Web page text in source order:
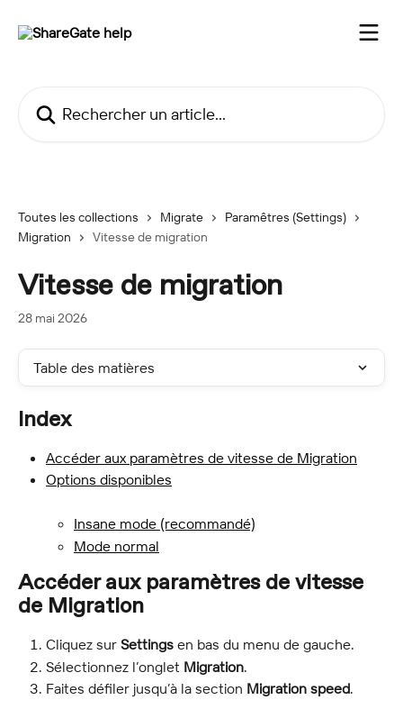
Toutes les collections Migrate
Paramêtres (Settings)
Migration
Vitesse de migration
Vitesse de migration
28 mai 2026
Table des matières
Index
Accéder aux paramètres de vitesse de Migration
Options disponibles
Insane mode (recommandé)
Mode normal
Accéder aux paramètres de vitesse
de Migration
Cliquez sur Settings en bas du menu de gauche.
Sélectionnez l’onglet Migration.
Faites défiler jusqu’à la section Migration speed.